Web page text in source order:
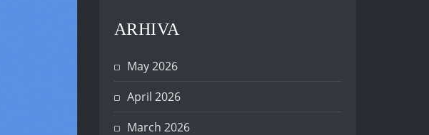
ARHIVA
May 2026
April 2026
March 2026